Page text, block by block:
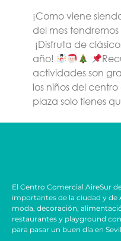
¡Como viene
del mes
¡Disfruta de
año!
actividades son
los niños del
plaza solo tienes
El Centro Comercial AireSur
importantes de la ciudad y de
moda, decoración,
restaurantes y playground
para pasar un buen día en